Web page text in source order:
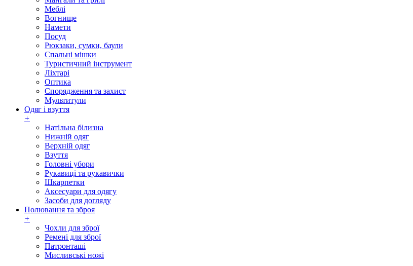
Меблі
Вогнище
Намети
Посуд
Рюкзаки, сумки, баули
Спальні мішки
Туристичний інструмент
Ліхтарі
Оптика
Спорядження та захист
Мультитули
Одяг і взуття
+
Натільна білизна
Нижній одяг
Верхній одяг
Взуття
Головні убори
Рукавиці та рукавички
Шкарпетки
Аксесуари для одягу
Засоби для догляду
Полювання та зброя
+
Чохли для зброї
Ремені для зброї
Патронташі
Мисливські ножі